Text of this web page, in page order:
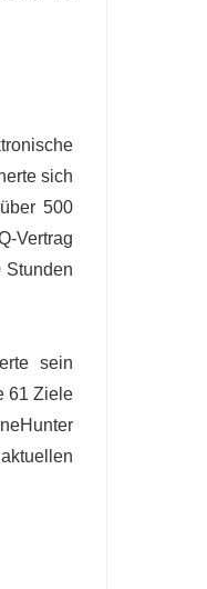
sich
500
Vertrag
Stunden
sein
61 Ziele